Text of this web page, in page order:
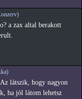
a zax altal berakott
látszik, hogy nagyon
ha jól látom lehetsz